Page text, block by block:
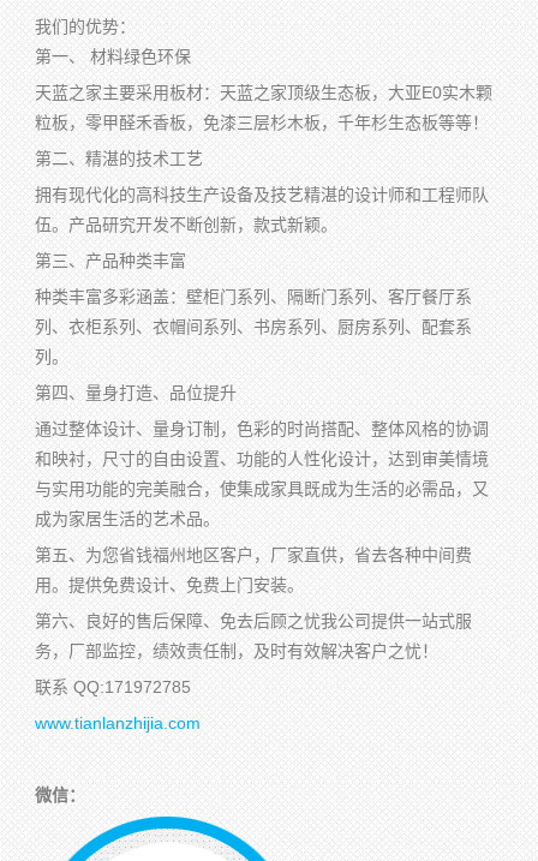
我们的优势：
第一、 材料绿色环保
天蓝之家主要采用板材：天蓝之家顶级生态板，大亚E0实木颗
粒板，零甲醛禾香板，免漆三层杉木板，千年杉生态板等等！
第二、精湛的技术工艺
拥有现代化的高科技生产设备及技艺精湛的设计师和工程师队
伍。产品研究开发不断创新，款式新颖。
第三、产品种类丰富
种类丰富多彩涵盖：壁柜门系列、隔断门系列、客厅餐厅系
列、衣柜系列、衣帽间系列、书房系列、厨房系列、配套系
列。
第四、量身打造、品位提升
通过整体设计、量身订制，色彩的时尚搭配、整体风格的协调
和映衬，尺寸的自由设置、功能的人性化设计，达到审美情境
与实用功能的完美融合，使集成家具既成为生活的必需品，又
成为家居生活的艺术品。
第五、为您省钱福州地区客户，厂家直供，省去各种中间费
用。提供免费设计、免费上门安装。
第六、良好的售后保障、免去后顾之忧我公司提供一站式服
务，厂部监控，绩效责任制，及时有效解决客户之忧！
联系 QQ:171972785
www.tianlanzhijia.com
微信：